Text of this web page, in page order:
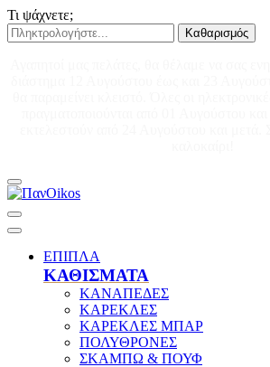
Τι ψάχνετε;
Καθαρισμός
ΕΠΙΠΛΑ
ΚΑΘΙΣΜΑΤΑ
ΚΑΝΑΠΕΔΕΣ
ΚΑΡΕΚΛΕΣ
ΚΑΡΕΚΛΕΣ ΜΠΑΡ
ΠΟΛΥΘΡΟΝΕΣ
ΣΚΑΜΠΩ & ΠΟΥΦ